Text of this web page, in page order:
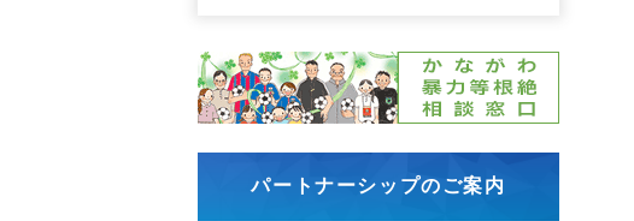
パートナーシップのご案内